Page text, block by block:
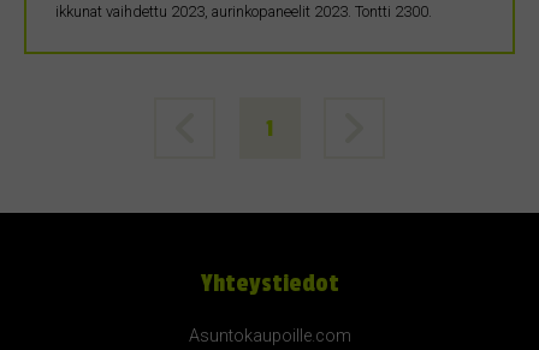
ikkunat vaihdettu 2023, aurinkopaneelit 2023. Tontti 2300.
1
Yhteystiedot
Asuntokaupoille.com